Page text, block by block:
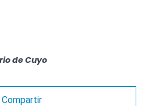
de Cuyo
Compartir